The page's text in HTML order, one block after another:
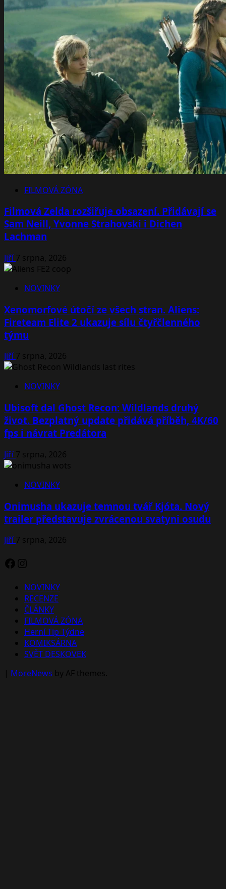
FILMOVÁ ZÓNA
Filmová Zelda rozšiřuje obsazení. Přidávají se
Sam Neill, Yvonne Strahovski i Dichen
Lachman
Jiří7 srpna, 2026
NOVINKY
Xenomorfové útočí ze všech stran. Aliens:
Fireteam Elite 2 ukazuje sílu čtyřčlenného
týmu
Jiří7 srpna, 2026
NOVINKY
Ubisoft dal Ghost Recon: Wildlands druhý
život. Bezplatný update přidává příběh, 4K/60
fps i návrat Predátora
Jiří7 srpna, 2026
NOVINKY
Onimusha ukazuje temnou tvář Kjóta. Nový
trailer představuje zvrácenou svatyni osudu
Jiří7 srpna, 2026
Facebook
Instagram
NOVINKY
RECENZE
ČLÁNKY
FILMOVÁ ZÓNA
Herní Tip Týdne
KOMIKSÁRNA
SVĚT DESKOVEK
| MoreNews by AF themes.